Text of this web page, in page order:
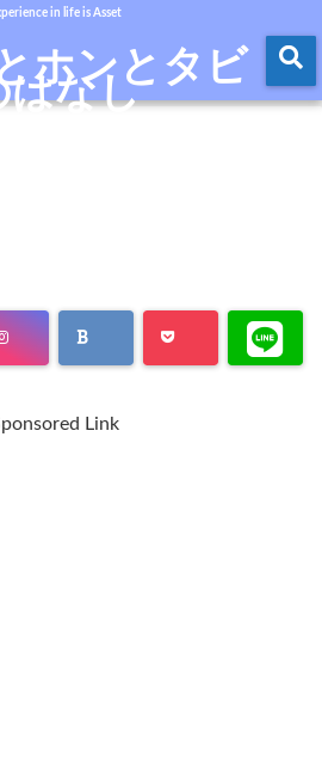
in life is Asset
ホンとタビ
はなし
Link